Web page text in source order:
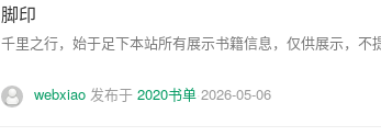
脚印
千里之行，始于足下本站所有展示书籍信息，仅供展示，
webxiao 发布于 2020书单 2026-05-06